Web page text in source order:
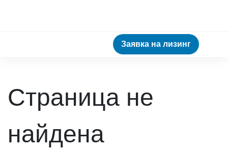
Заявка на лизинг
Страница не
найдена